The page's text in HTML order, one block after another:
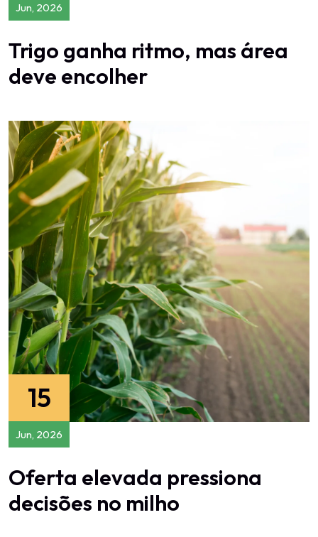
Jun, 2026
Trigo ganha ritmo, mas área
deve encolher
15
Jun, 2026
Oferta elevada pressiona
decisões no milho